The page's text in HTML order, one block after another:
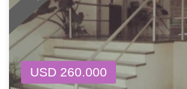
USD 260.000